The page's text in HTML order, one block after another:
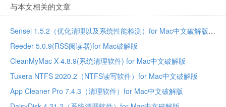
与本文相关的文章
Sensei 1.5.2（优化清理以及系统性能检测）for Mac中文破解版
Reeder 5.0.9(RSS阅读器)for Mac破解版
CleanMyMac X 4.8.9(系统清理软件) for Mac中文破解版
Tuxera NTFS 2020.2（NTFS读写软件）for Mac中文破解版
App Cleaner Pro 7.4.3（清理软件）for Mac中文破解版